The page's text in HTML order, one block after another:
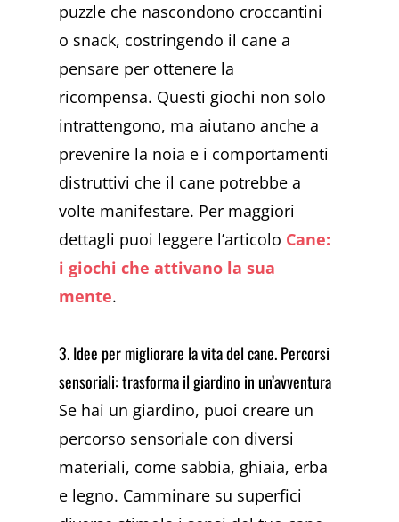
puzzle che nascondono croccantini
o snack, costringendo il cane a
pensare per ottenere la
ricompensa. Questi giochi non solo
intrattengono, ma aiutano anche a
prevenire la noia e i comportamenti
distruttivi che il cane potrebbe a
volte manifestare. Per maggiori
dettagli puoi leggere l’articolo Cane:
i giochi che attivano la sua
mente.
3. Idee per migliorare la vita del cane. Percorsi
sensoriali: trasforma il giardino in un’avventura
Se hai un giardino, puoi creare un
percorso sensoriale con diversi
materiali, come sabbia, ghiaia, erba
e legno. Camminare su superfici